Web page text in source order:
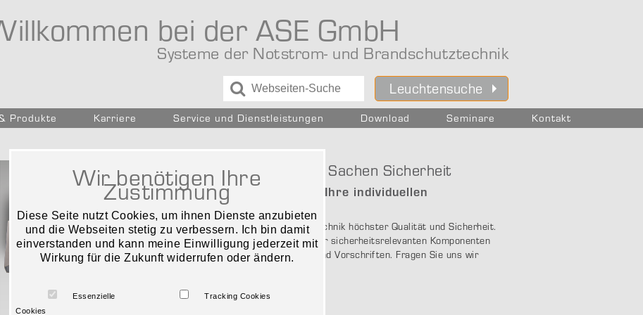
Wir benötigen Ihre
Zustimmung
Diese Seite nutzt Cookies, um ihnen Dienste anzubieten
und die Webseiten stetig zu verbessern. Ich bin damit
einverstanden und kann meine Einwilligung jederzeit mit
Wirkung für die Zukunft widerrufen oder ändern.
Essenzielle
Cookies
Tracking Cookies
bei der ASE GmbH
Systeme der Notstrom- und Brandschutz­technik
Leuchtensuche
Produkte Karriere Service und Dienstleistungen Download Seminare Kontakt
Das volle Programm in Sachen Sicherheit
Erstklassige Technik für Ihre individuellen
Anforderungen
ASE bietet Ihnen ausschließlich Technik höchster Qualität und Sicherheit.
Bei Installation und Betrieb solcher sicherheitsrelevanten Komponenten
gelten eine Vielzahl von Normen und Vorschriften. Fragen Sie uns wir
Zentralbatterieanlagen